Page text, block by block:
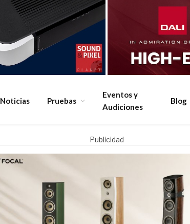
Noticias Pruebas
Eventos y
Audiciones
Blog
Publicidad